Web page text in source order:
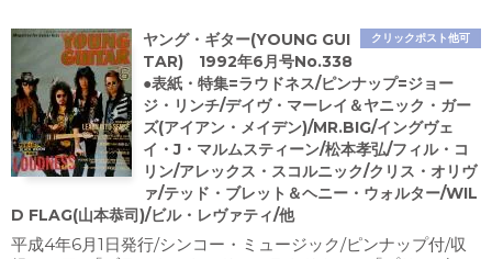
クリックポスト他可
ヤング・ギター(YOUNG GUI
TAR) 1992年6月号No.338
●表紙・特集=ラウドネス/ピンナップ=ジョー
ジ・リンチ/デイヴ・マーレイ＆ヤニック・ガー
ズ(アイアン・メイデン)/MR.BIG/イングヴェ
イ・J・マルムスティーン/松本孝弘/フィル・コ
リン/アレックス・スコルニック/クリス・オリヴ
ァ/テッド・ブレット＆ヘニー・ウォルター/WIL
D FLAG(山本恭司)/ビル・レヴァティ/他
平成4年6月1日発行/シンコー・ミュージック/ピンナップ付/収